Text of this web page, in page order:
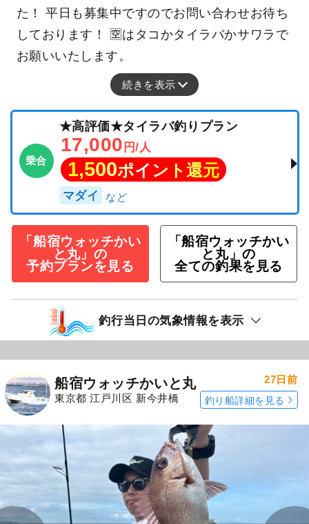
た！ 平日も募集中ですのでお問い合わせお待ち
しております！ 🈳はタコかタイラバかサワラで
お願いいたします。
続きを表示
乗合
★高評価★タイラバ釣りプラン
17,000 円/人
1,500ポイント還元
マダイ
「船宿ウォッチかい
と丸」の
予約プランを見る
「船宿ウォッチかい
と丸」の
全ての釣果を見る
釣行当日の気象情報を表示
船宿ウォッチかいと丸
東京都 江戸川区 新今井橋
27日前
釣り船詳細を見る